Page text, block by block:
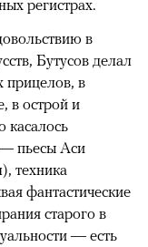
регистрах.
в
Бутусов делал
прицелов, в
в острой и
касалось
— пьесы Аси
техника
фантастические
старого в
— есть